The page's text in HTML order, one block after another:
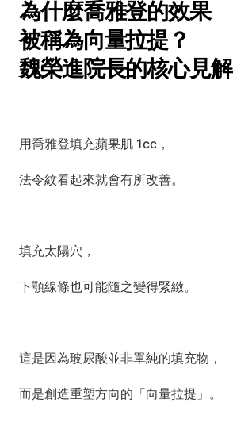
為什麼喬雅登的效果
被稱為向量拉提？
魏榮進院長的核心見解
用喬雅登填充蘋果肌 1cc，
法令紋看起來就會有所改善。
填充太陽穴，
下顎線條也可能隨之變得緊緻。
這是因為玻尿酸並非單純的填充物，
而是創造重塑方向的「向量拉提」。